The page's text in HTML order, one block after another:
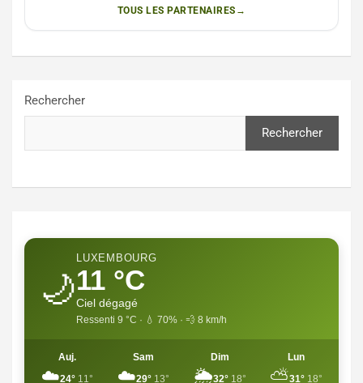
TOUS LES PARTENAIRES
Rechercher
Rechercher
🌙
LUXEMBOURG
11 °C
Ciel dégagé
Ressenti 9 °C · 💧 70% · 💨 8 km/h
Auj.
☁️24° 11°
Sam
☁️29° 13°
Dim
🌦️32° 18°
Lun
⛅31° 18°